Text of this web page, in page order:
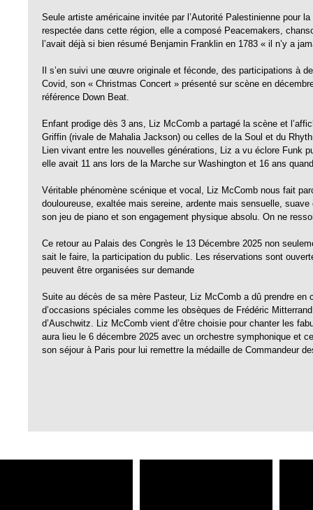
Seule artiste américaine invitée par l’Autorité Palestinienne pour
respectée dans cette région, elle a composé Peacemakers,
l’avait déjà si bien résumé Benjamin Franklin en 1783 « il n’y a
Il s’en suivi une œuvre originale et féconde, des participations à
Covid, son « Christmas Concert » présenté sur scène en
référence Down Beat.
Enfant prodige dès 3 ans, Liz McComb a partagé la scène et
Griffin (rivale de Mahalia Jackson) ou celles de la Soul et du
Lien vivant entre les nouvelles générations, Liz a vu éclore Funk
elle avait 11 ans lors de la Marche sur Washington et 16 ans
Véritable phénomène scénique et vocal, Liz McComb nous fait
douloureuse, exaltée mais sereine, ardente mais sensuelle,
son jeu de piano et son engagement physique absolu. On ne
Ce retour au Palais des Congrès le 13 Décembre 2025 non
sait le faire, la participation du public. Les réservations sont
peuvent être organisées sur demande
Suite au décès de sa mère Pasteur, Liz McComb a dû prendre
d’occasions spéciales comme les obsèques de Frédéric
d’Auschwitz. Liz McComb vient d’être choisie pour chanter les
aura lieu le 6 décembre 2025 avec un orchestre symphonique et
son séjour à Paris pour lui remettre la médaille de Commandeur